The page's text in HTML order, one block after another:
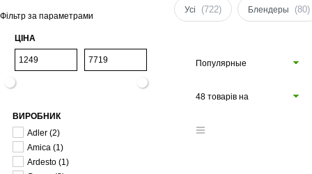
Фільтр за параметрами
ЦІНА
ВИРОБНИК
Adler (2)
Amica (1)
Ardesto (1)
Усі (722) Блендеры (80)
Популярные
48 товарів на